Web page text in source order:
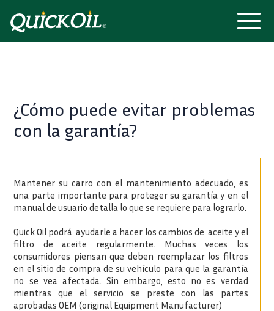
¿Cómo puede evitar problemas
con la garantía?
Mantener su carro con el mantenimiento adecuado, es
una parte importante para proteger su garantía y en el
manual de usuario detalla lo que se requiere para lograrlo.
Quick Oil podrá ayudarle a hacer los cambios de aceite y el
filtro de aceite regularmente. Muchas veces los
consumidores piensan que deben reemplazar los filtros
en el sitio de compra de su vehículo para que la garantía
no se vea afectada. Sin embargo, esto no es verdad
mientras que el servicio se preste con las partes
aprobadas OEM (original Equipment Manufacturer)